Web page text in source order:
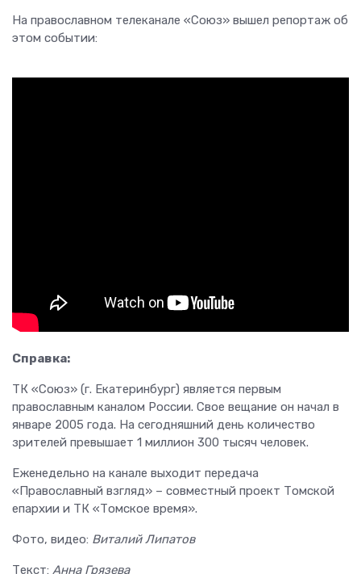
На православном телеканале «Союз» вышел репортаж об
этом событии:
Справка:
ТК «Союз» (г. Екатеринбург) является первым
православным каналом России. Свое вещание он начал в
январе 2005 года. На сегодняшний день количество
зрителей превышает 1 миллион 300 тысяч человек.
Еженедельно на канале выходит передача
«Православный взгляд» – совместный проект Томской
епархии и ТК «Томское время».
Фото, видео: Виталий Липатов
Текст: Анна Грязева